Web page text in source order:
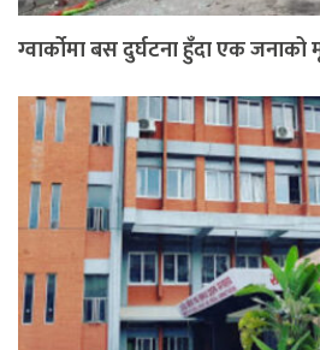
ग्वार्कोमा बस दुर्घटना हुँदा एक